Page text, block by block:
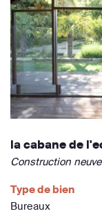
la cabane de
Construction
Type de bien
Bureaux